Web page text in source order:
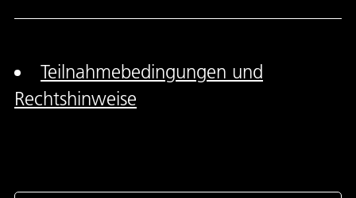
Teilnahmebedingungen und
Rechtshinweise